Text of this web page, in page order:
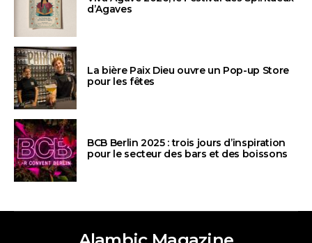
d’Agaves
La bière Paix Dieu ouvre un Pop-up Store
pour les fêtes
BCB Berlin 2025 : trois jours d’inspiration
pour le secteur des bars et des boissons